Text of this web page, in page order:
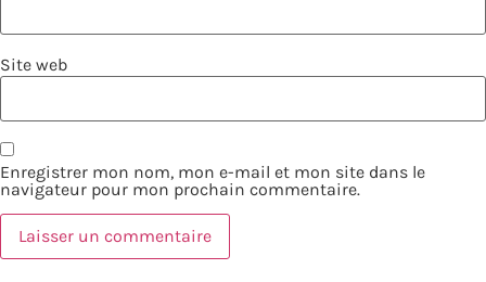
Site web
Enregistrer mon nom, mon e-mail et mon site dans le
navigateur pour mon prochain commentaire.